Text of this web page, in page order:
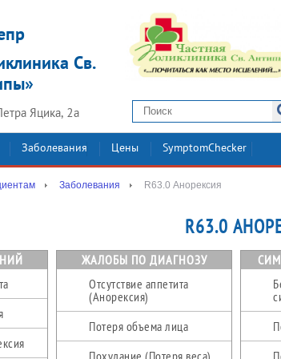
Св.
Яцика, 2а
Заболевания Цены SymptomChecker
Заболевания R63.0 Анорексия
R63.0
ЖАЛОБЫ ПО ДИАГНОЗУ
Отсутствие аппетита
(Анорексия)
Потеря объема лица
Похудание (Потеря веса)